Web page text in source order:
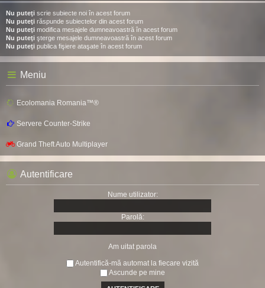
Nu puteţi scrie subiecte noi în acest forum
Nu puteţi răspunde subiectelor din acest forum
Nu puteţi modifica mesajele dumneavoastră în acest forum
Nu puteţi şterge mesajele dumneavoastră în acest forum
Nu puteţi publica fişiere ataşate în acest forum
Meniu
Ecolomania Romania™®
Servere Counter-Strike
Grand Theft Auto Multiplayer
Autentificare
Nume utilizator:
Parolă:
Am uitat parola
Autentifică-mă automat la fiecare vizită
Ascunde pe mine